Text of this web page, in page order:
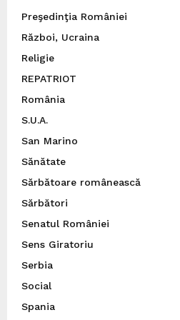
Preşedinţia României
Război, Ucraina
Religie
REPATRIOT
România
S.U.A.
San Marino
Sănătate
Sărbătoare românească
Sărbători
Senatul României
Sens Giratoriu
Serbia
Social
Spania